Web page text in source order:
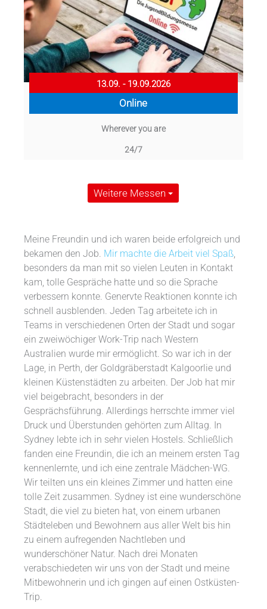
13.09. - 19.09.2026
Online
Wherever you are
24/7
Weitere Messen
Meine Freundin und ich waren beide erfolgreich und
bekamen den Job. Mir machte die Arbeit viel Spaß
besonders da man mit so vielen Leuten in Kontakt
kam, tolle Gespräche hatte und so die Sprache
verbessern konnte. Genervte Reaktionen konnte ich
schnell ausblenden. Jeden Tag arbeitete ich in
Teams in verschiedenen Orten der Stadt und sogar
ein zweiwöchiger Work-Trip nach Western
Australien wurde mir ermöglicht. So war ich in der
Lage, in Perth, der Goldgräberstadt Kalgoorlie und
kleinen Küstenstädten zu arbeiten. Der Job hat mir
viel beigebracht, besonders in der
Gesprächsführung. Allerdings herrschte immer viel
Druck und Überstunden gehörten zum Alltag. In
Sydney lebte ich in sehr vielen Hostels. Schließlich
fanden eine Freundin, die ich an meinem ersten Tag
kennenlernte, und ich eine zentrale Mädchen-WG.
Wir teilten uns ein kleines Zimmer und hatten eine
tolle Zeit zusammen. Sydney ist eine wunderschöne
Stadt, die viel zu bieten hat, von einem urbanen
Städteleben und Bewohnern aus aller Welt bis hin
zu einem aufregenden Nachtleben und
wunderschöner Natur. Nach drei Monaten
verabschiedeten wir uns von der Stadt und meine
Mitbewohnerin und ich gingen auf einen Ostküsten-
Trip.